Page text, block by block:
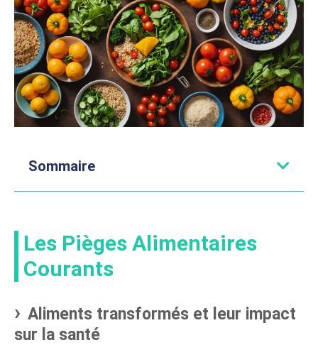
Sommaire
Les Pièges Alimentaires
Courants
Aliments transformés et leur impact
sur la santé